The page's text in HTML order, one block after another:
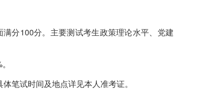
分100分。主要测试考生政策理论水平、党建
笔试时间及地点详见本人准考证。